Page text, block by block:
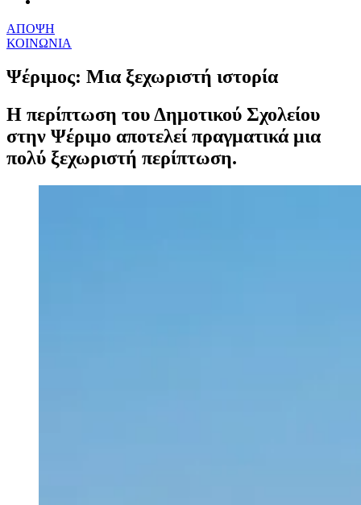
ΑΠΟΨΗ
ΚΟΙΝΩΝΙΑ
Ψέριμος: Μια ξεχωριστή ιστορία
Η περίπτωση του Δημοτικού Σχολείου
στην Ψέριμο αποτελεί πραγματικά μια
πολύ ξεχωριστή περίπτωση.